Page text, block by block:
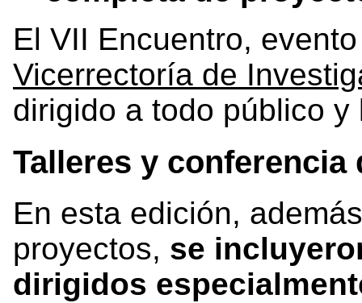
El VII Encuentro,
Vicerrectoría de
dirigido a todo público
Talleres y conferencia
En esta edición,
proyectos, se
dirigidos